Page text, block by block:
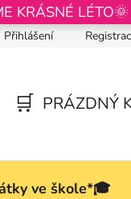
KRÁSNÉ LÉTO🌞
údajů
Přihlášení
KOŠÍK
PRÁZDNÝ
ve škole*🎓